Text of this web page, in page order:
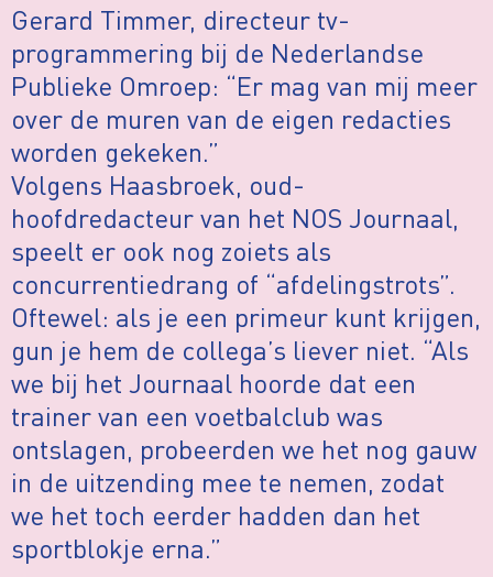
Gerard Timmer, directeur tv-
programmering bij de Nederlandse
Publieke Omroep: “Er mag van mij meer
over de muren van de eigen redacties
worden gekeken.”
Volgens Haasbroek, oud-
hoofdredacteur van het NOS Journaal,
speelt er ook nog zoiets als
concurrentiedrang of “afdelingstrots”.
Oftewel: als je een primeur kunt krijgen,
gun je hem de collega’s liever niet. “Als
we bij het Journaal hoorde dat een
trainer van een voetbalclub was
ontslagen, probeerden we het nog gauw
in de uitzending mee te nemen, zodat
we het toch eerder hadden dan het
sportblokje erna.”